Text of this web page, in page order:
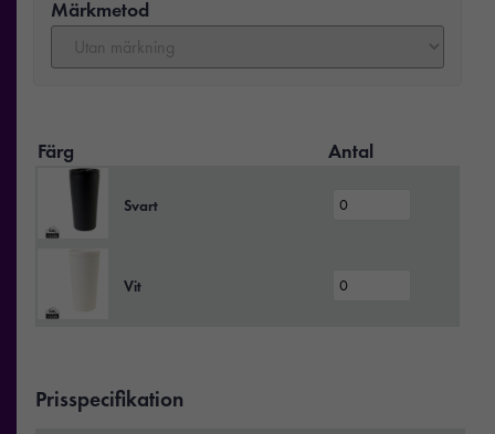
Märkmetod
Färg Antal
Svart
Vit
Prisspecifikation